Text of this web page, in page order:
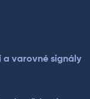
a varovné signály